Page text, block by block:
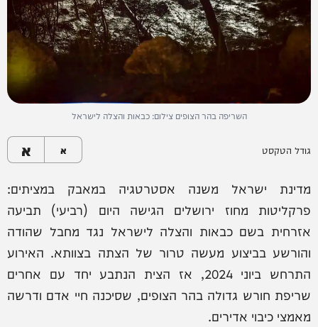
השריפה בהר הצופים צילום: כבאות והצלה לישראל
גודל הטקסט א א
מדינת ישראל משנה אסטרטגיה במאבק במציתים:
פרקליטות מחוז ירושלים הגישה היום (רביעי) תביעה
אזרחית בשם כבאות והצלה לישראל נגד מחבל שהודה
והורשע בביצוע מעשה טרור של הצתה בצוותא. האירוע
התרחש ביוני 2024, אז הצית הנתבע יחד עם אחרים
שריפת חורש גדולה בהר הצופים, שסיכנה חיי אדם ודרשה
מאמצי כיבוי אדירים.